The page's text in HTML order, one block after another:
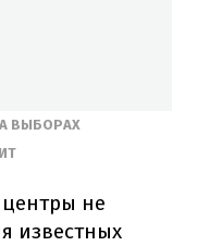
ВЫБОРАХ
не
известных